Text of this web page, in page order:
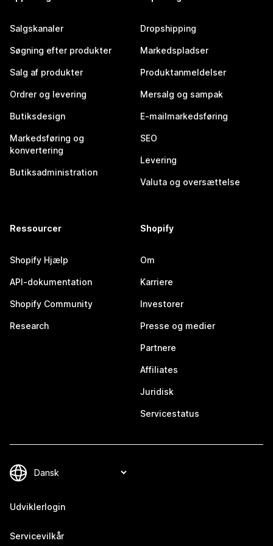
Salgskanaler
Søgning efter produkter
Salg af produkter
Ordrer og levering
Butiksdesign
Markedsføring og
konvertering
Butiksadministration
Dropshipping
Markedspladser
Produktanmeldelser
Mersalg og sampak
E-mailmarkedsføring
SEO
Levering
Valuta og oversættelse
Ressourcer
Shopify Hjælp
API-dokumentation
Shopify Community
Research
Shopify
Om
Karriere
Investorer
Presse og medier
Partnere
Affiliates
Juridisk
Servicestatus
Udviklerlogin
Servicevilkår